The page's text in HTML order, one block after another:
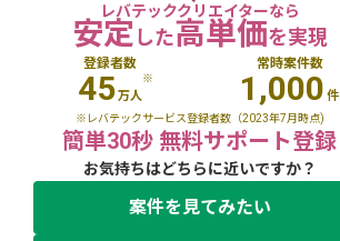
レバテッククリエイターなら
安定した高単価を実現
登録者数
45万人
※
常時案件数
1,000 件
※レバテックサービス登録者数（2023年7月時点)
簡単30秒 無料サポート登録
お気持ちはどちらに近いですか？
案件を見てみたい